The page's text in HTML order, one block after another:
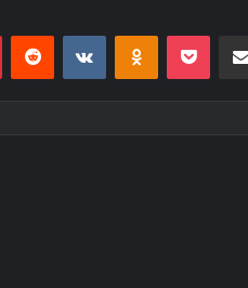
PinterestReddit VKontakteOdnoklassniki
Pocket